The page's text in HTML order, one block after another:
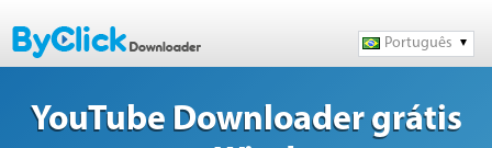
Português
YouTube Downloader grátis